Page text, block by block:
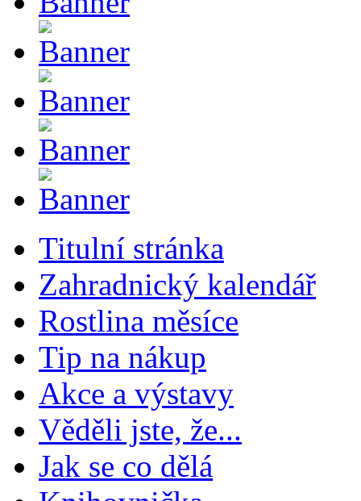
Titulní stránka
Zahradnický kalendář
Rostlina měsíce
Tip na nákup
Akce a výstavy
Věděli jste, že...
Jak se co dělá